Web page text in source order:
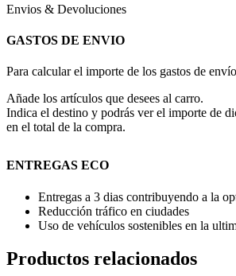
Envios & Devoluciones
GASTOS DE ENVIO
Para calcular el importe de los gastos de
Añade los artículos que desees al carro.
Indica el destino y podrás ver el importe de
en el total de la compra.
ENTREGAS ECO
Entregas a 3 dias contribuyendo a la
Reducción tráfico en ciudades
Uso de vehículos sostenibles en la
Productos relacionados